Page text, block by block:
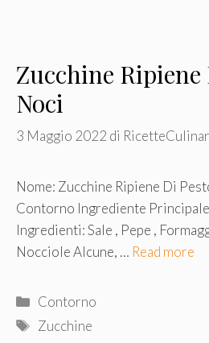
Zucchine Ripiene
Noci
3 Maggio 2022 di
Nome: Zucchine Ripiene Di
Contorno Ingrediente
Ingredienti: Sale , Pepe ,
Nocciole Alcune, … Read more
Categorie
Contorno
Tag
Zucchine